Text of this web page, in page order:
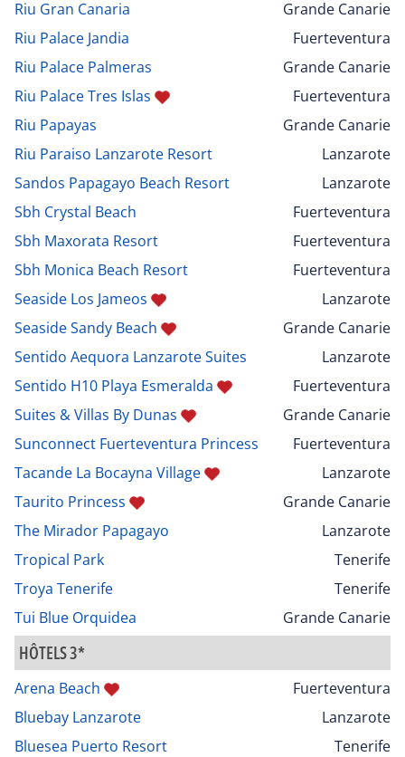
Riu Gran Canaria
Grande Canarie
Riu Palace Jandia
Fuerteventura
Riu Palace Palmeras
Grande Canarie
Riu Palace Tres Islas
Fuerteventura
Riu Papayas
Grande Canarie
Riu Paraiso Lanzarote Resort
Lanzarote
Sandos Papagayo Beach Resort
Lanzarote
Sbh Crystal Beach
Fuerteventura
Sbh Maxorata Resort
Fuerteventura
Sbh Monica Beach Resort
Fuerteventura
Seaside Los Jameos
Lanzarote
Seaside Sandy Beach
Grande Canarie
Sentido Aequora Lanzarote Suites
Lanzarote
Sentido H10 Playa Esmeralda
Fuerteventura
Suites & Villas By Dunas
Grande Canarie
Sunconnect Fuerteventura Princess
Fuerteventura
Tacande La Bocayna Village
Lanzarote
Taurito Princess
Grande Canarie
The Mirador Papagayo
Lanzarote
Tropical Park
Tenerife
Troya Tenerife
Tenerife
Tui Blue Orquidea
Grande Canarie
HÔTELS 3*
Arena Beach
Fuerteventura
Bluebay Lanzarote
Lanzarote
Bluesea Puerto Resort
Tenerife